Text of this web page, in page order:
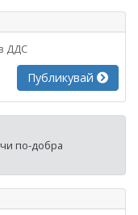
ДДС
Публикувай
по-добра